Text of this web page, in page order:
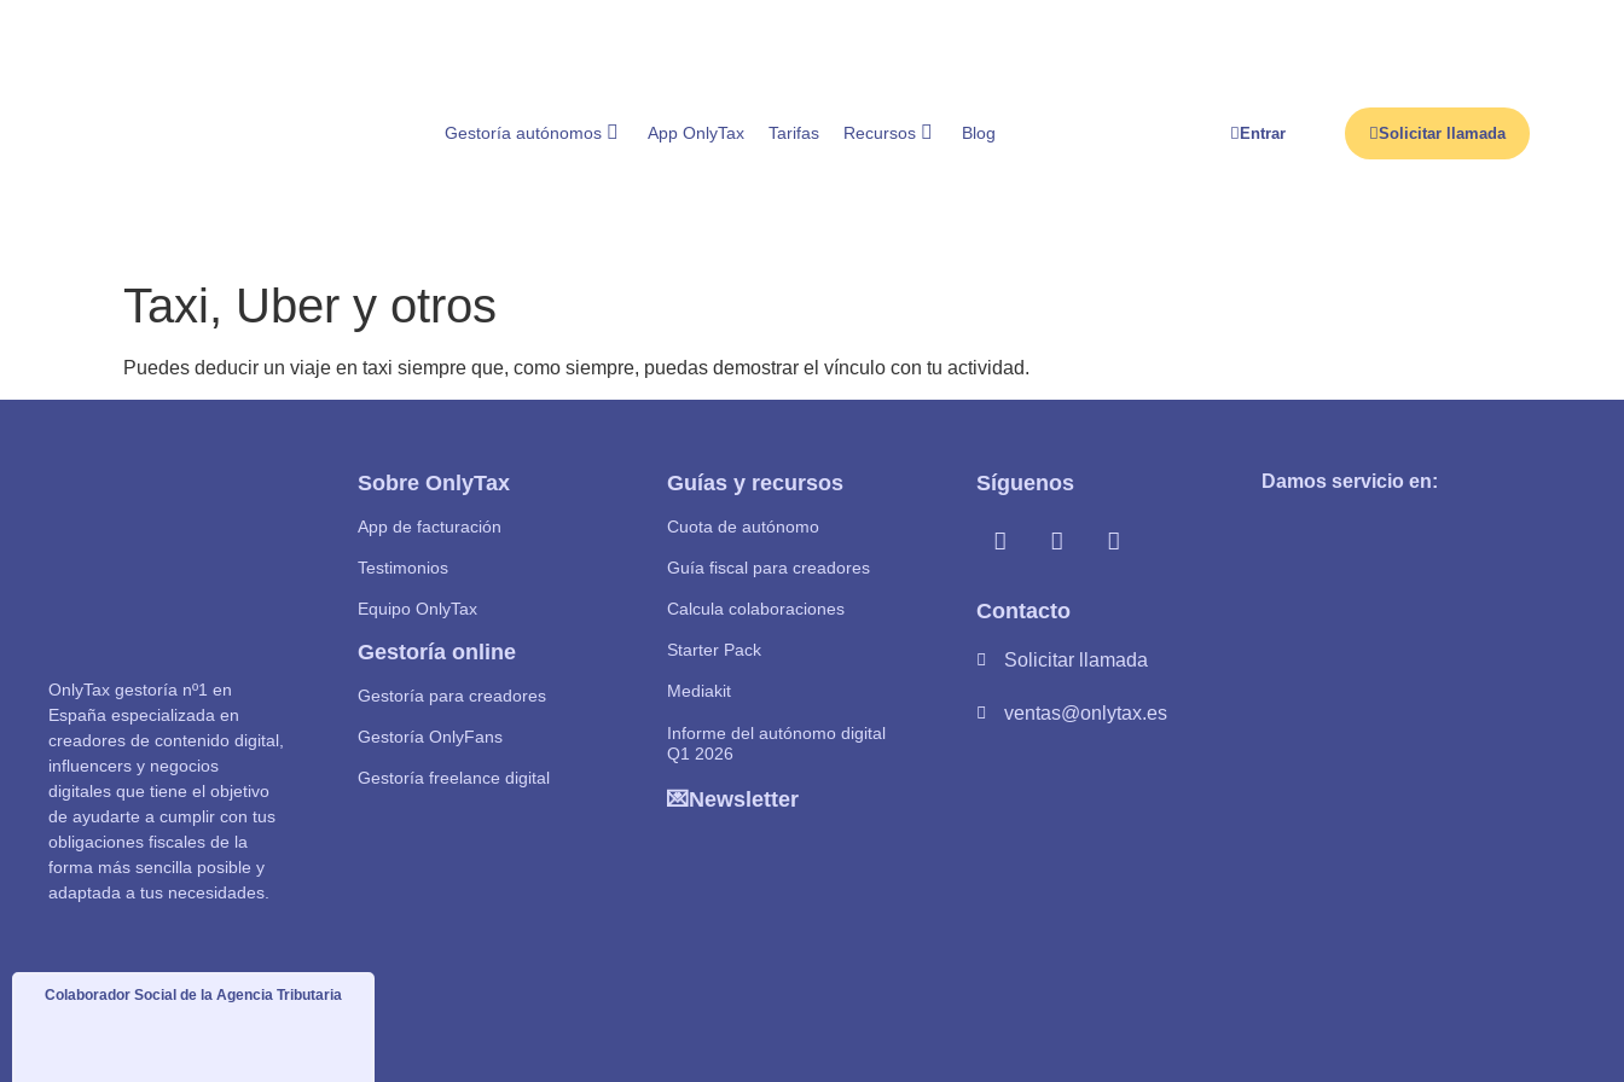
Gestoría autónomos App OnlyTax Tarifas Recursos Blog Entrar Solicitar llamada
Taxi, Uber y otros
Puedes deducir un viaje en taxi siempre que, como siempre, puedas demostrar el vínculo con tu actividad.
OnlyTax gestoría nº1 en
España especializada en
creadores de contenido digital,
influencers y negocios
digitales que tiene el objetivo
de ayudarte a cumplir con tus
obligaciones fiscales de la
forma más sencilla posible y
adaptada a tus necesidades.
Sobre OnlyTax
App de facturación
Testimonios
Equipo OnlyTax
Gestoría online
Gestoría para creadores
Gestoría OnlyFans
Gestoría freelance digital
Guías y recursos
Cuota de autónomo
Guía fiscal para creadores
Calcula colaboraciones
Starter Pack
Mediakit
Informe del autónomo digital
Q1 2026
💌Newsletter
Síguenos
Contacto
Solicitar llamada
ventas@onlytax.es
Damos servicio en:
Colaborador Social de la Agencia Tributaria